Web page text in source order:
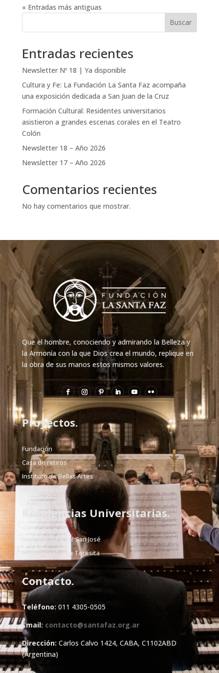
« Entradas más antiguas
Buscar
Entradas recientes
Newsletter Nº 18 | Ya disponible
Cultura y Fe: La Fundación La Santa Faz acompaña
una exposición dedicada a San Juan de la Cruz
Formación Cultural: Residentes universitarios
asistieron a grandes escenas corales en el Teatro
Colón
Newsletter 18 – Año 2026
Newsletter 17 – Año 2026
Comentarios recientes
No hay comentarios que mostrar.
Que el hombre, conociendo y admirando la Belleza y
la Armonía con la que Dios crea el mundo, replique en
la obra de sus manos estos mismos valores.
Proyectos.
Fundación
Casa de retiros
Instituto de Bellas Artes
Residencias Universitarias.
Residencia Hogar San José
Residencia Santa Teresita
Contacto.
Teléfono: 011 4305-0505
Email: contacto@santafaz.org.ar
Dirección: Carlos Calvo 1424, CABA, C1102ABD
(Argentina)